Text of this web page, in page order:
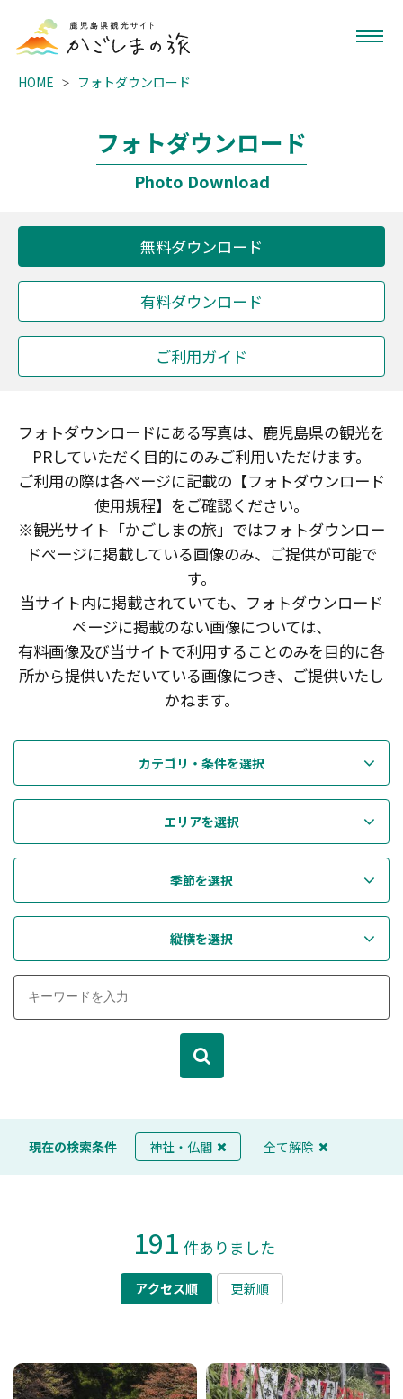
HOME フォトダウンロード
フォトダウンロード
Photo Download
無料ダウンロード
有料ダウンロード
ご利用ガイド
フォトダウンロードにある写真は、鹿児島県の観光を
PRしていただく目的にのみご利用いただけます。
ご利用の際は各ページに記載の【フォトダウンロード
使用規程】をご確認ください。
※観光サイト「かごしまの旅」ではフォトダウンロー
ドページに掲載している画像のみ、ご提供が可能で
す。
当サイト内に掲載されていても、フォトダウンロード
ページに掲載のない画像については、
有料画像及び当サイトで利用することのみを目的に各
所から提供いただいている画像につき、ご提供いたし
かねます。
カテゴリ・条件を選択
エリアを選択
季節を選択
縦横を選択
現在の検索条件 神社・仏閣 全て解除
191 件ありました
アクセス順 更新順